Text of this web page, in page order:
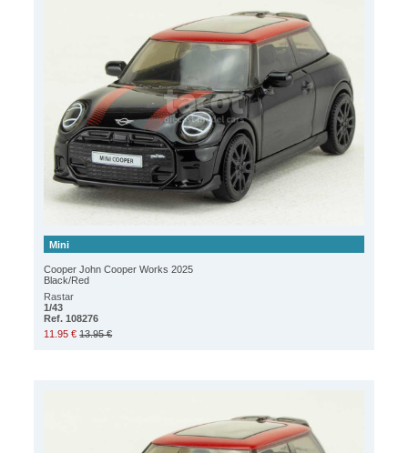
Mini
Cooper John Cooper Works 2025
Black/Red
Rastar
1/43
Ref. 108276
11.95 € 13.95 €